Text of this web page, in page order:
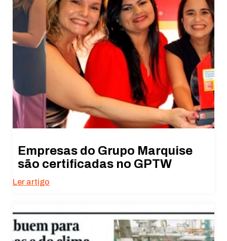
Empresas do Grupo Marquise
são certificadas no GPTW
Ler artigo